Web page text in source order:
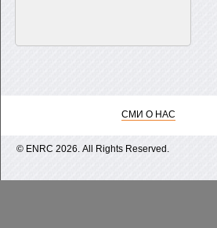
СМИ О НАС
© ENRС 2026. All Rights Reserved.